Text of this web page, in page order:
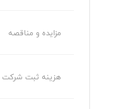
مزایده و مناقصه
هزینه ثبت شرکت